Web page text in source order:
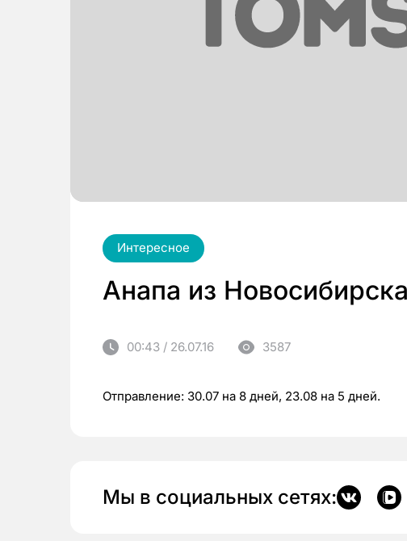
Интересное
Анапа из
00:43 / 26.07.16 3587
Отправление: 30.07 на 8 дней, 23.08 на 5 дней.
Мы в социальных сетях: